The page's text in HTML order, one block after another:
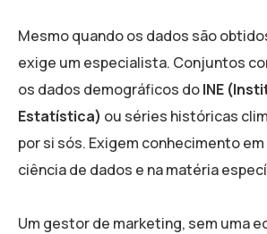
Mesmo quando os dados são
exige um especialista. Conjuntos
os dados demográficos doINE
Estatística) ou séries históricas
por si sós. Exigem conhecimento
ciência de dados e na matéria
Um gestor de marketing, sem uma